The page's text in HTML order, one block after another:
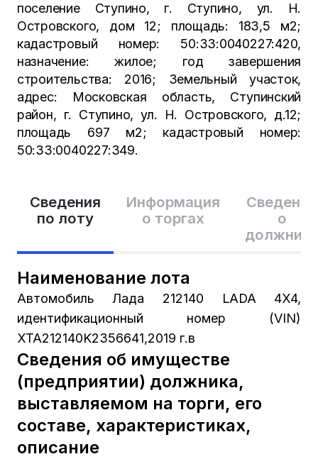
Сведения
по лоту
Информация
о торгах
Сведения
о
Наименование лота
Автомобиль Лада 212140 LADA 4X4,
идентификационный номер (VIN)
XTA212140K2356641,2019 г.в
Сведения об имуществе
(предприятии) должника,
выставляемом на торги, его
составе, характеристиках,
описание
поселение Ступино, г. Ступино, ул. Н.
Островского, дом 12; площадь: 183,5 м2;
кадастровый номер: 50:33:0040227:420,
назначение: жилое; год завершения
строительства: 2016; Земельный участок,
адрес: Московская область, Ступинский
район, г. Ступино, ул. Н. Островского, д.12;
площадь 697 м2; кадастровый номер:
50:33:0040227:349.